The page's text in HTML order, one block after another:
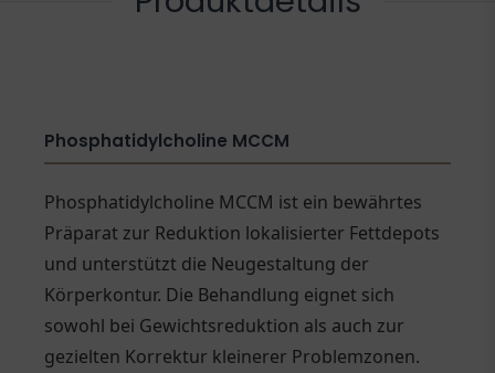
Phosphatidylcholine MCCM
Phosphatidylcholine MCCM ist ein bewährtes
Präparat zur Reduktion lokalisierter Fettdepots
und unterstützt die Neugestaltung der
Körperkontur. Die Behandlung eignet sich
sowohl bei Gewichtsreduktion als auch zur
gezielten Korrektur kleinerer Problemzonen.